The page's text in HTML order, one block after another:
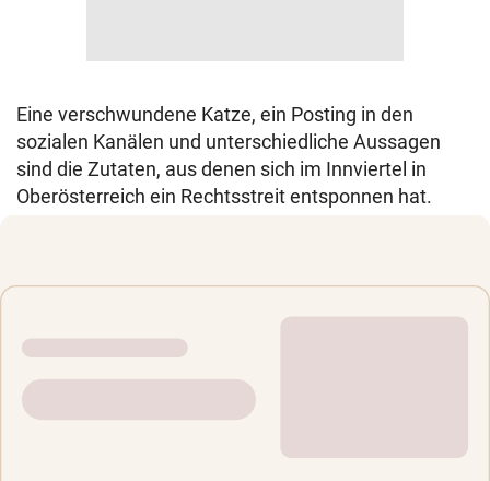
Eine verschwundene Katze, ein Posting in den
sozialen Kanälen und unterschiedliche Aussagen
sind die Zutaten, aus denen sich im Innviertel in
Oberösterreich ein Rechtsstreit entsponnen hat.